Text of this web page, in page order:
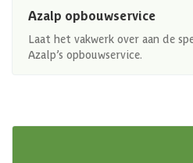
Azalp opbouwservice
Laat het vakwerk over aan de
Azalp’s opbouwservice.